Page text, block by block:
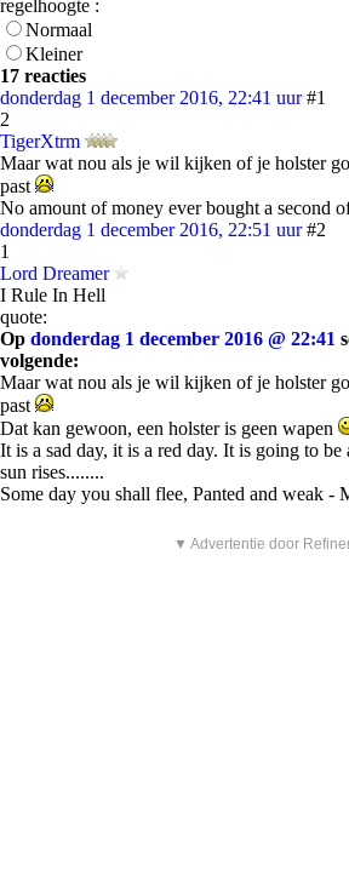
regelhoogte :
Normaal
Kleiner
17 reacties
donderdag 1 december 2016, 22:41 uur #1
2
TigerXtrm
Maar wat nou als je wil kijken of je holster
past
No amount of money ever bought a second
donderdag 1 december 2016, 22:51 uur #2
1
Lord Dreamer
I Rule In Hell
quote:
Op donderdag 1 december 2016 @ 22:41
volgende:
Maar wat nou als je wil kijken of je holster
past
Dat kan gewoon, een holster is geen wapen
It is a sad day, it is a red day. It is going to
sun rises........
Some day you shall flee, Panted and weak -
▼ Advertentie door